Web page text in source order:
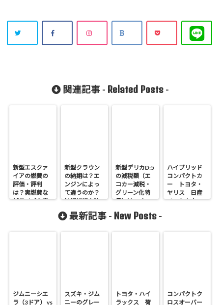
関連記事 - Related Posts-
新型エスクァ
イアの燃費の
評価・評判
は？実燃費な
どライバル車
新型クラウン
の納期は？エ
ンジンによっ
て違うのか？
納期短縮方法
新型デリカD:5
の減税額（エ
コカー減税・
グリーン化特
例）はいく
ハイブリッド
コンパクトカ
ー トヨタ・
ヤリス 日産
ノートカタロ
最新記事 - New Posts -
ジムニーシエ
ラ（3ドア） vs
スズキ・ジム
ニーのグレー
トヨタ・ハイ
ラックス 荷
コンパクトク
ロスオーバー